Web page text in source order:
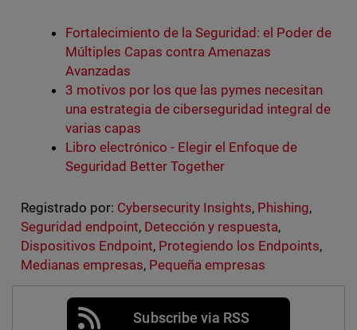
Fortalecimiento de la Seguridad: el Poder de
Múltiples Capas contra Amenazas
Avanzadas
3 motivos por los que las pymes necesitan
una estrategia de ciberseguridad integral de
varias capas
Libro electrónico - Elegir el Enfoque de
Seguridad Better Together
Registrado por: Cybersecurity Insights, Phishing,
Seguridad endpoint, Detección y respuesta,
Dispositivos Endpoint, Protegiendo los Endpoints,
Medianas empresas, Pequeña empresas
Subscribe via RSS